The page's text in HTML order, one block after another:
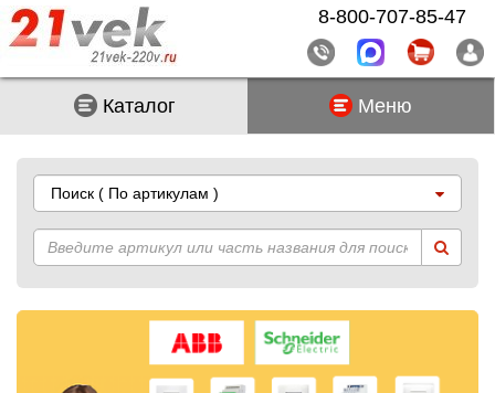
Каталог Меню
Поиск ( По артикулам )
8-800-707-85-47